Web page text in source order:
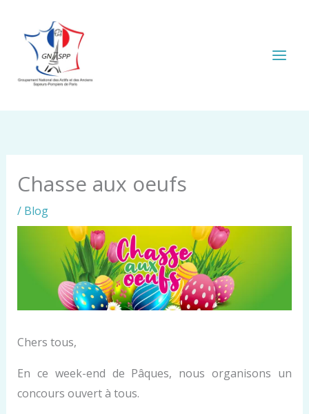
contenu
Chasse aux oeufs
/ Blog
Chers tous,
En ce week-end de Pâques, nous organisons un
concours ouvert à tous.